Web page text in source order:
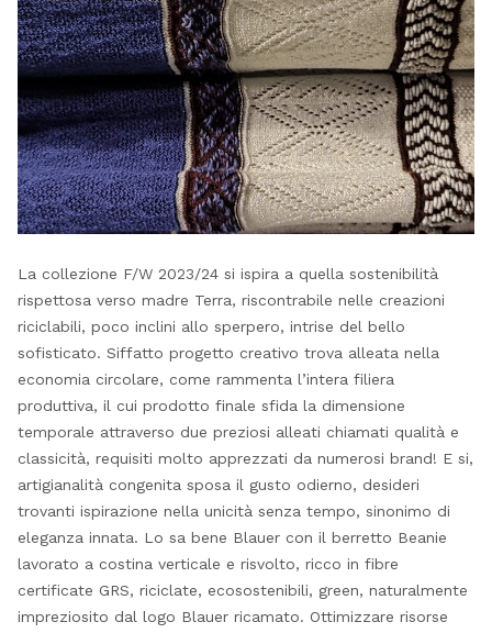
La collezione F/W 2023/24 si ispira a quella sostenibilità
rispettosa verso madre Terra, riscontrabile nelle creazioni
riciclabili, poco inclini allo sperpero, intrise del bello
sofisticato. Siffatto progetto creativo trova alleata nella
economia circolare, come rammenta l’intera filiera
produttiva, il cui prodotto finale sfida la dimensione
temporale attraverso due preziosi alleati chiamati qualità e
classicità, requisiti molto apprezzati da numerosi brand! E si,
artigianalità congenita sposa il gusto odierno, desideri
trovanti ispirazione nella unicità senza tempo, sinonimo di
eleganza innata. Lo sa bene Blauer con il berretto Beanie
lavorato a costina verticale e risvolto, ricco in fibre
certificate GRS, riciclate, ecosostenibili, green, naturalmente
impreziosito dal logo Blauer ricamato. Ottimizzare risorse